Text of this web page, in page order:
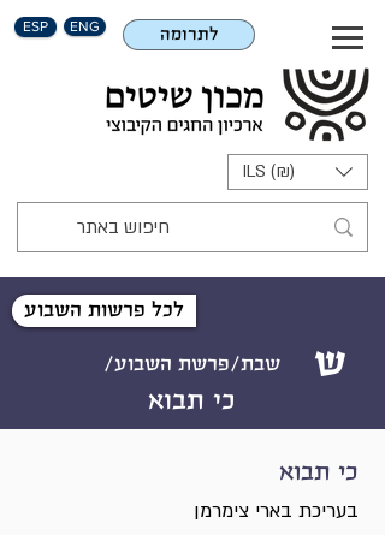
ESP ENG לתרומה
ILS (₪)
לכל פרשות השבוע
שבת/פרשת השבוע/
כי תבוא
ש
כי תבוא
בעריכת בארי צימרמן